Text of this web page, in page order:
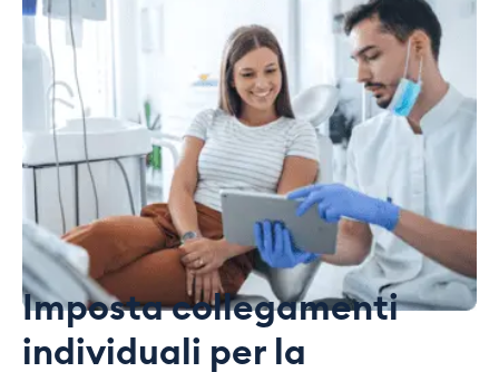
Imposta collegamenti
individuali per la